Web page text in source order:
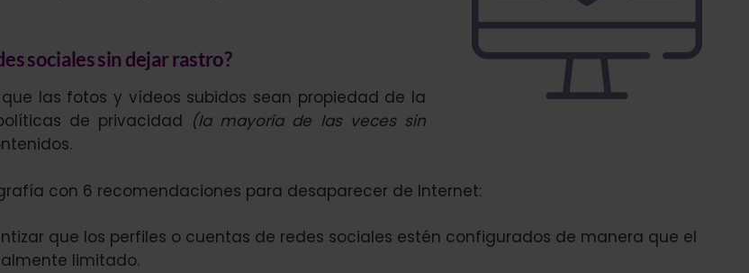
sociales sin dejar rastro?
las fotos y vídeos subidos sean propiedad de la
de privacidad (la mayoría de las veces sin
con 6 recomendaciones para desaparecer de Internet:
que los perfiles o cuentas de redes sociales estén configurados de manera que el
limitado.